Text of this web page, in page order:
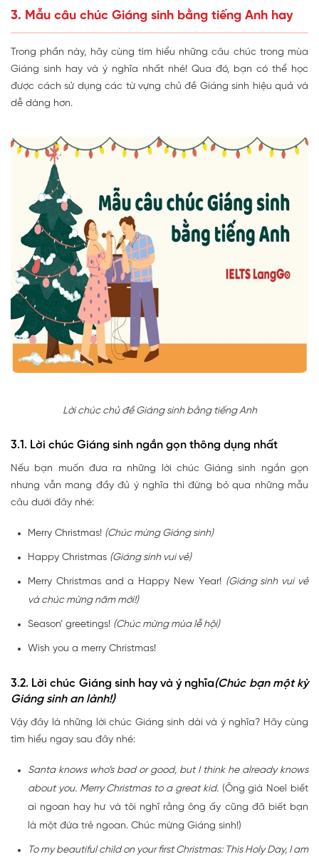
3. Mẫu câu chúc Giáng sinh bằng tiếng Anh hay
Trong phần này, hãy cùng tìm hiểu những câu chúc trong mùa
Giáng sinh hay và ý nghĩa nhất nhé! Qua đó, bạn có thể học
được cách sử dụng các từ vựng chủ đề Giáng sinh hiệu quả và
dễ dàng hơn.
Lời chúc chủ đề Giáng sinh bằng tiếng Anh
3.1. Lời chúc Giáng sinh ngắn gọn thông dụng nhất
Nếu bạn muốn đưa ra những lời chúc Giáng sinh ngắn gọn
nhưng vẫn mang đầy đủ ý nghĩa thì đừng bỏ qua những mẫu
câu dưới đây nhé:
Merry Christmas! (Chúc mừng Giáng sinh)
Happy Christmas (Giáng sinh vui vẻ)
Merry Christmas and a Happy New Year! (Giáng sinh vui vẻ
và chúc mừng năm mới!)
Season’ greetings! (Chúc mừng mùa lễ hội)
Wish you a merry Christmas!
3.2. Lời chúc Giáng sinh hay và ý nghĩa(Chúc bạn một kỳ
Giáng sinh an lành!)
Vậy đây là những lời chúc Giáng sinh dài và ý nghĩa? Hãy cùng
tìm hiểu ngay sau đây nhé:
Santa knows who’s bad or good, but I think he already knows
about you. Merry Christmas to a great kid.(Ông già Noel biết
ai ngoan hay hư và tôi nghĩ rằng ông ấy cũng đã biết bạn
là một đứa trẻ ngoan. Chúc mừng Giáng sinh!)
To my beautiful child on your first Christmas: This Holy Day, I am